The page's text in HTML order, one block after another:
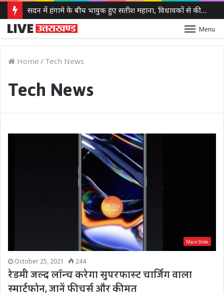
JPSC-JSSC आंदोलन: अनशन पर बैठे देवेंद्र नाथ महतो से सोनम वांगचुक ने की बात, सेहत पर जताई चिंता
Menu
Home / Tech News
Tech News
Main Slide
October 25, 2021 244
रेडमी जल्द लॉन्च करेगा सुपरफास्ट चार्जिंग वाला
स्मार्टफोन, जानें फीचर्स और कीमत